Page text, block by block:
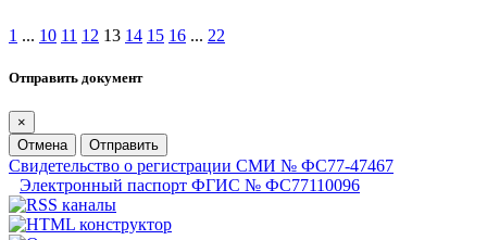
1 ... 10 11 12 13 14 15 16 ... 22
Отправить документ
×
Отмена
Отправить
Свидетельство о регистрации СМИ № ФС77-47467
Электронный паспорт ФГИС № ФС77110096